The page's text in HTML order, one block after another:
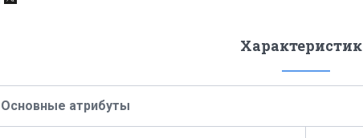
Основные атрибуты